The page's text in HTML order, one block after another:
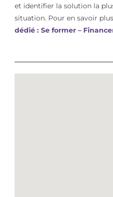
et identifier la solution la
situation. Pour en savoir
dédié : Se former –